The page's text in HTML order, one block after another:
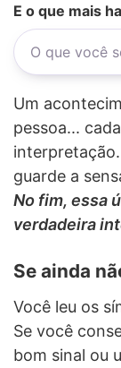
E o que mais
Um
pessoa...
guarde a
No fim, essa
verdadeira
Se ainda
Você leu os
Se você
bom sinal ou